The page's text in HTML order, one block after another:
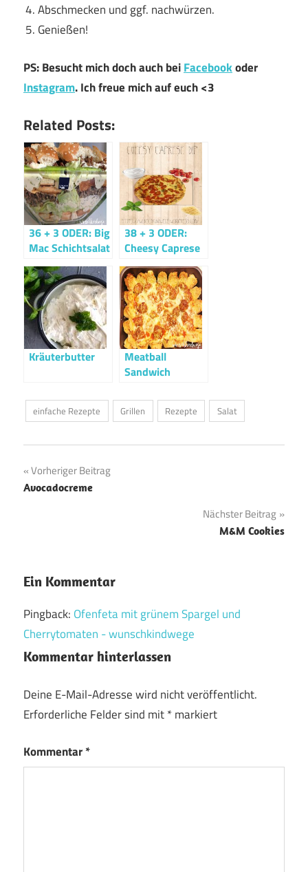
Abschmecken und ggf. nachwürzen.
Genießen!
PS: Besucht mich doch auch beiFacebookoder
Instagram. Ich freue mich auf euch <3
Related Posts:
36 + 3 ODER: Big
Mac Schichtsalat
38 + 3 ODER:
Cheesy Caprese
Dip
Kräuterbutter
Meatball
Sandwich
einfache Rezepte Grillen Rezepte Salat
Beitragsnavigation
Vorheriger Beitrag
Avocadocreme
Nächster Beitrag
M&M Cookies
Ein Kommentar
Pingback: Ofenfeta mit grünem Spargel und
Cherrytomaten - wunschkindwege
Kommentar hinterlassen
Deine E-Mail-Adresse wird nicht veröffentlicht.
Erforderliche Felder sind mit*markiert
Kommentar*